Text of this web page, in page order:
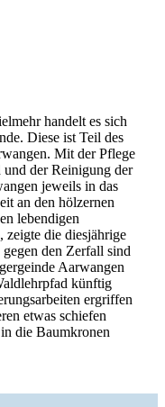
handelt es sich
Diese ist Teil des
Mit der Pflege
der Reinigung der
jeweils in das
an den hölzernen
lebendigen
zeigte die diesjährige
den Zerfall sind
Aarwangen
künftig
ergriffen
etwas schiefen
die Baumkronen